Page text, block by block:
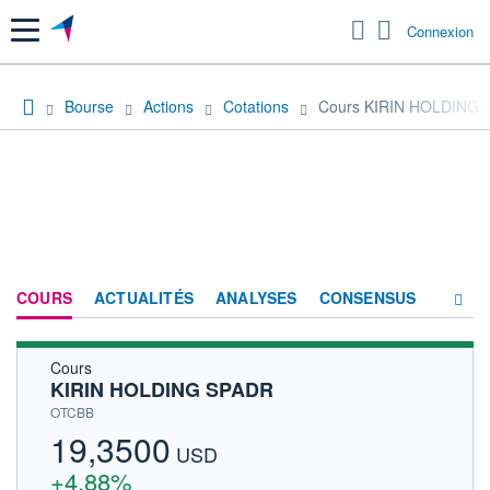
Menu Connexion
Bourse Actions Cotations Cours KIRIN HOLDING
COURS ACTUALITÉS ANALYSES CONSENSUS
Cours
KIRIN HOLDING SPADR
OTCBB
19,3500 USD
+4,88%